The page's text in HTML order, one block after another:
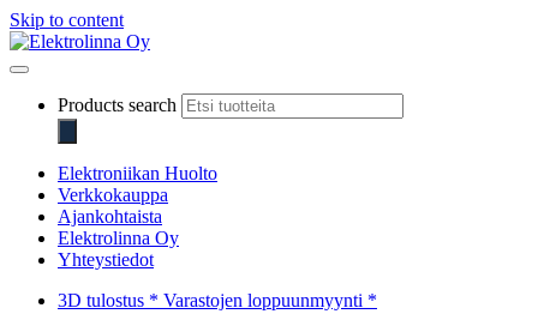
Skip to content
Products search
Elektroniikan Huolto
Verkkokauppa
Ajankohtaista
Elektrolinna Oy
Yhteystiedot
3D tulostus * Varastojen loppuunmyynti *